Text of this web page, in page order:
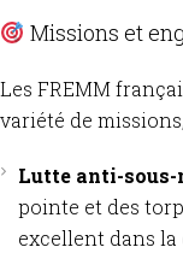
Missions et
Les FREMM
variété de
Lutte anti-sous-
pointe et des
excellent dans